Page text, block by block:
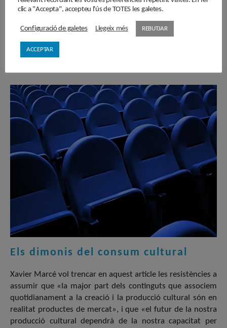
necessitat que Barcelona fomenti la lectura entre la seva
Els dimonis del consum cultural
Xavier Marcé vol trencar en aquest article les resistències a
assumir que «la major part dels continguts que associem
quotidianament a la creació i la producció cultural són en
realitat productes de mercat», i que «el futur de la nostra
producció cultural dependrà de la nostra capacitat per
clic a "Accepta", accepteu l'ús de TOTES les galetes.
Configuració de galetes Llegeix més REBUTJAR
ACCEPTAR